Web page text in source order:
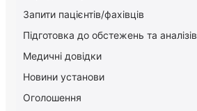
Запити пацієнтів/фахівців
Підготовка до обстежень та аналізів
Медичні довідки
Новини установи
Оголошення